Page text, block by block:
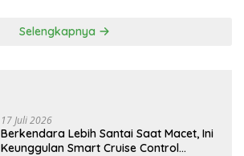
Selengkapnya
17 Juli 2026
Berkendara Lebih Santai Saat Macet, Ini
Keunggulan Smart Cruise Control